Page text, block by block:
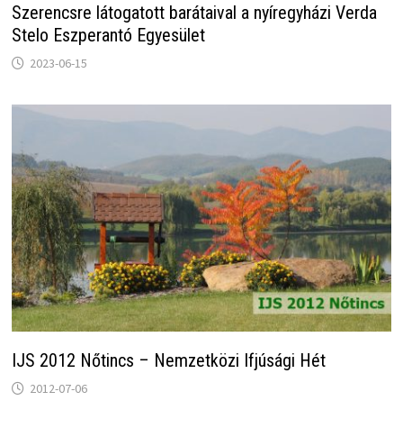
Szerencsre látogatott barátaival a nyíregyházi Verda
Stelo Eszperantó Egyesület
2023-06-15
IJS 2012 Nőtincs – Nemzetközi Ifjúsági Hét
2012-07-06